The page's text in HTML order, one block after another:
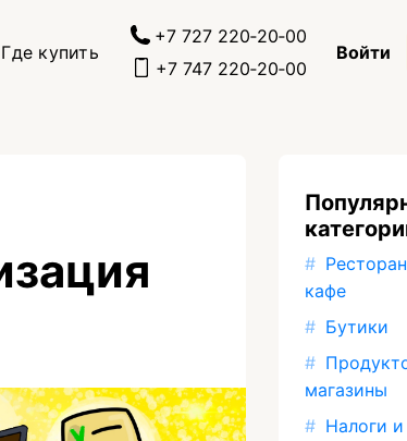
Где купить
+7 727 220‐20‐00
+7 747 220‐20‐00
Войти
кафе
Бутики
магазины
Налоги и